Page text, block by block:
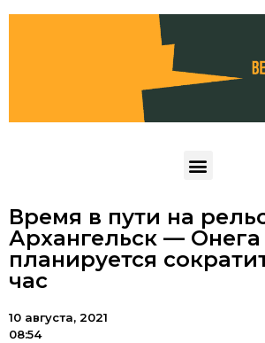
Время в пути на
Архангельск — Онега
планируется
час
10 августа, 2021
08:54